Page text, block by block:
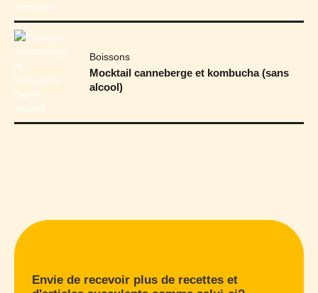
Boissons
Mocktail canneberge et kombucha (sans
alcool)
Envie de recevoir plus de recettes et